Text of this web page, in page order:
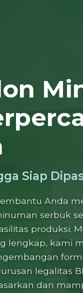
Siap
Anda
serbuk
produksi.
lengkap, kami
legalitas
dan